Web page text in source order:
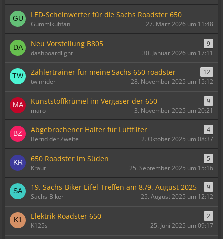
LED-Scheinwerfer für die Sachs Roadster 650
Gummikuhfan 27. März 2026 um 11:48
Neu Vorstellung B805
9
dashboardlight
30. Januar 2026 um 17:11
Zählertrainer fur meine Sachs 650 roadster
12
twinrider
28. November 2025 um 15:12
Kunststoffkrümel im Vergaser der 650
9
maro
3. November 2025 um 20:21
Abgebrochener Halter für Luftfilter
4
Bernd der Zweite
2. Oktober 2025 um 08:37
650 Roadster im Süden
5
Kraut
25. September 2025 um 15:16
19. Sachs-Biker Eifel-Treffen am 8./9. August 2025
9
Sachs-Biker
25. August 2025 um 12:12
Elektrik Roadster 650
2
K125s
25. Juni 2025 um 09:17